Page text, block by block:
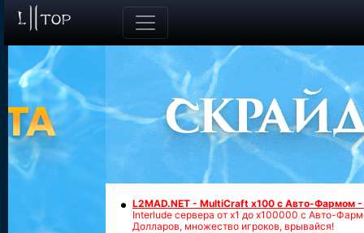
L2MAD.NET - MultiCraft x100 с Авто-Фармом
Interlude сервера от х1 до х100000 с Авто-
Долларов, множество игроков, врывайся!